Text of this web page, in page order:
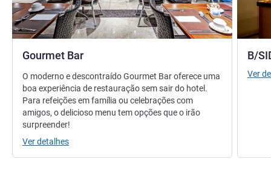
Gourmet Bar
O moderno e descontraído Gourmet Bar oferece uma
boa experiência de restauração sem sair do hotel.
Para refeições em família ou celebrações com
amigos, o delicioso menu tem opções que o irão
surpreender!
Ver detalhes
B/
Ver